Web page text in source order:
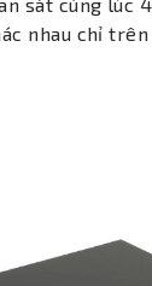
nhau chỉ